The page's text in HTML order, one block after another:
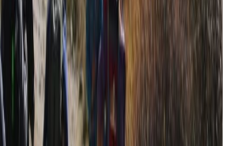
सरकारले नेपाल आउने सबै यात्रुले
नियम लागु गरेको थियो । यसले यात्रुको
अपेक्षा गरिएपनि कोरोना महामारी
गर्ने काम समेत सफल हुन सकेको थिएन ।